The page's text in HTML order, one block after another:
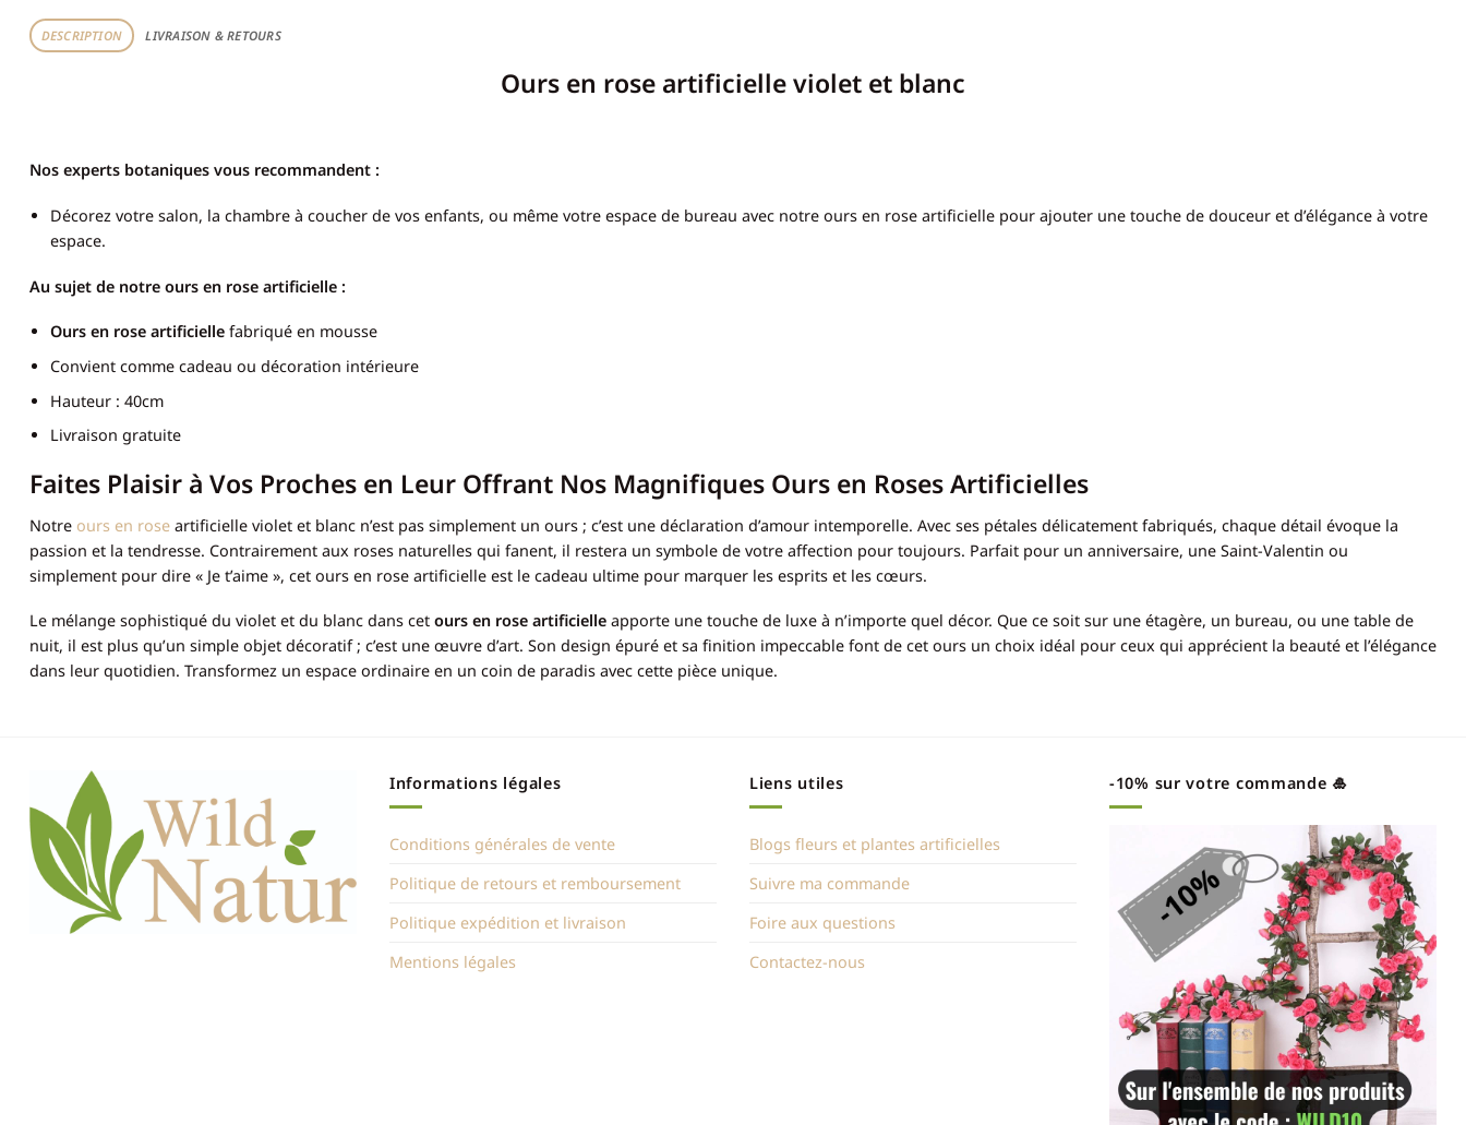
DESCRIPTION LIVRAISON & RETOURS
Ours en rose artificielle violet et blanc
Nos experts botaniques vous recommandent :
Décorez votre salon, la chambre à coucher de vos enfants, ou même votre espace de bureau avec notre ours en rose artificielle pour ajouter une touche de douceur et d’élégance à votre
espace.
Au sujet de notre ours en rose artificielle :
Ours en rose artificielle fabriqué en mousse
Convient comme cadeau ou décoration intérieure
Hauteur : 40cm
Livraison gratuite
Faites Plaisir à Vos Proches en Leur Offrant Nos Magnifiques Ours en Roses Artificielles
Notre ours en rose artificielle violet et blanc n’est pas simplement un ours ; c’est une déclaration d’amour intemporelle. Avec ses pétales délicatement fabriqués, chaque détail évoque la
passion et la tendresse. Contrairement aux roses naturelles qui fanent, il restera un symbole de votre affection pour toujours. Parfait pour un anniversaire, une Saint-Valentin ou
simplement pour dire « Je t’aime », cet ours en rose artificielle est le cadeau ultime pour marquer les esprits et les cœurs.
Le mélange sophistiqué du violet et du blanc dans cet ours en rose artificielle apporte une touche de luxe à n’importe quel décor. Que ce soit sur une étagère, un bureau, ou une table de
nuit, il est plus qu’un simple objet décoratif ; c’est une œuvre d’art. Son design épuré et sa finition impeccable font de cet ours un choix idéal pour ceux qui apprécient la beauté et l’élégance
dans leur quotidien. Transformez un espace ordinaire en un coin de paradis avec cette pièce unique.
Informations légales
Conditions générales de vente
Politique de retours et remboursement
Politique expédition et livraison
Mentions légales
Liens utiles
Blogs fleurs et plantes artificielles
Suivre ma commande
Foire aux questions
Contactez-nous
-10% sur votre commande 🎍